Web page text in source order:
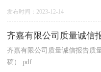
发布时间：2023-12-14
齐嘉有限公司质量诚信
齐嘉有限公司质量诚信报告质
稿）.pdf